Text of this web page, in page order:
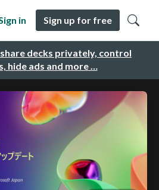
decks privately, control
hide ads and more …
in Sign up for free